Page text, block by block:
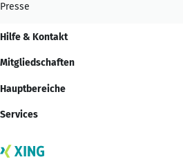
Presse
Hilfe & Kontakt
Mitgliedschaften
Hauptbereiche
Services